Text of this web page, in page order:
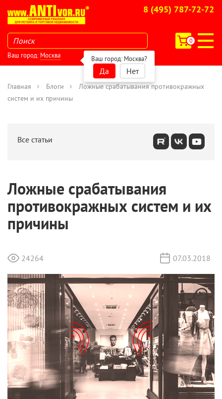
8 (495) 787-72-72
0
Ваш город: Москва Ваш город: Москва?
Да Нет
Главная Блоги
Ложные срабатывания противокражных
систем и их причины
Все статьи
Ложные срабатывания
противокражных систем и их
причины
24264 07.03.2018